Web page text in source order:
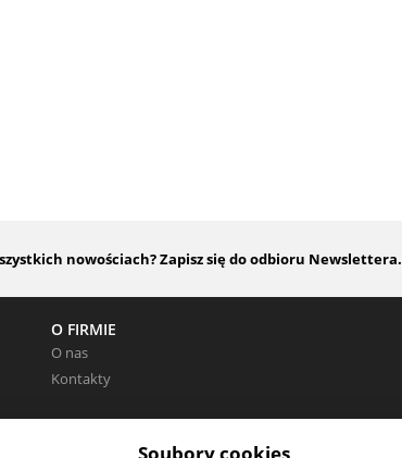
nowościach? Zapisz się do odbioru Newslettera.
O FIRMIE
O nas
Kontakty